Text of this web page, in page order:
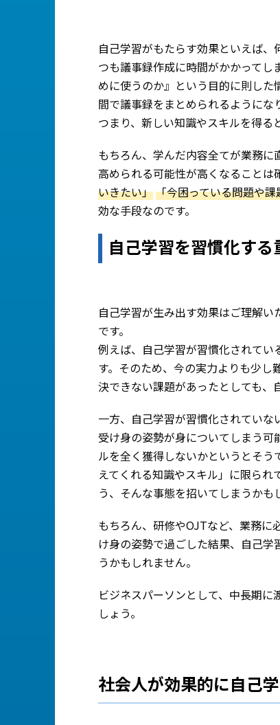
自己学習がもたらす効果といえば
つも議事録作成に時間がかかって
めに使うのか』という目的に則し
間で議事録をまとめられるようにな
つまり、新しい知識やスキルを得る
もちろん、学んだ内容全てが業務
高められる可能性が高くなることは
いきたい」「今困っている問題や
効な手段なのです。
自己学習を習慣化する
自己学習が生み出す効果はご理解
です。
例えば、自己学習が習慣化されて
す。そのため、今の実力よりも少
決できない課題があったとしても、
一方、自己学習が習慣化されていな
受け身の姿勢が身についてしまう
ルを全く獲得しないかというとそ
えてくれる知識やスキル」に限ら
う、そんな事態を招いてしまうかも
もちろん、研修やOJTなど、業務に
け身の姿勢で過ごした結果、自己
うかもしれません。
ビジネスパーソンとして、中長期
しょう。
社会人が効果的に自己